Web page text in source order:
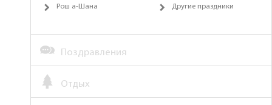
Рош а-Шана Другие праздники
Поздравления
Отдых